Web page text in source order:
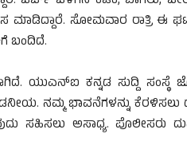
ಮಾಡಿದ್ದಾರೆ. ಸೋಮವಾರ ರಾತ್ರಿ ಈ
ಬಂದಿದೆ.
ಯುಎನ್ಐ ಕನ್ನಡ ಸುದ್ದಿ ಸಂಸ್ಥೆ
ನಮ್ಮ ಭಾವನೆಗಳನ್ನು ಕೆರಳಿಸಲು
ಸಹಿಸಲು ಅಸಾಧ್ಯ. ಪೊಲೀಸರು